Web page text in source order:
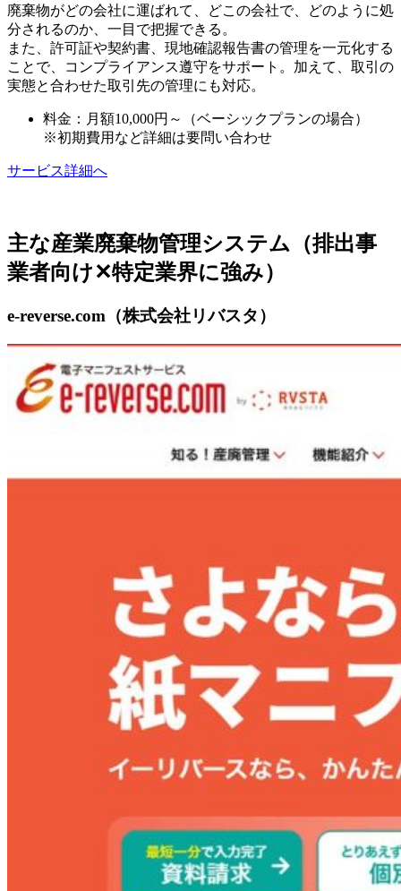
廃棄物がどの会社に運ばれて、どこの会社で、どのように処
分されるのか、一目で把握できる。
また、許可証や契約書、現地確認報告書の管理を一元化する
ことで、コンプライアンス遵守をサポート。加えて、取引の
実態と合わせた取引先の管理にも対応。
料金：月額10,000円～（ベーシックプランの場合）
※初期費用など詳細は要問い合わせ
サービス詳細へ
主な産業廃棄物管理システム（排出事
業者向け✕特定業界に強み）
e-reverse.com（株式会社リバスタ）